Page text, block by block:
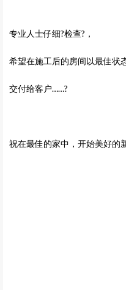
专业人士仔细?检查?，
希望在施工后的房间以最佳状
交付给客户……?
祝在最佳的家中，开始美好的